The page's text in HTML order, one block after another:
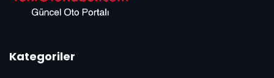
Kategoriler